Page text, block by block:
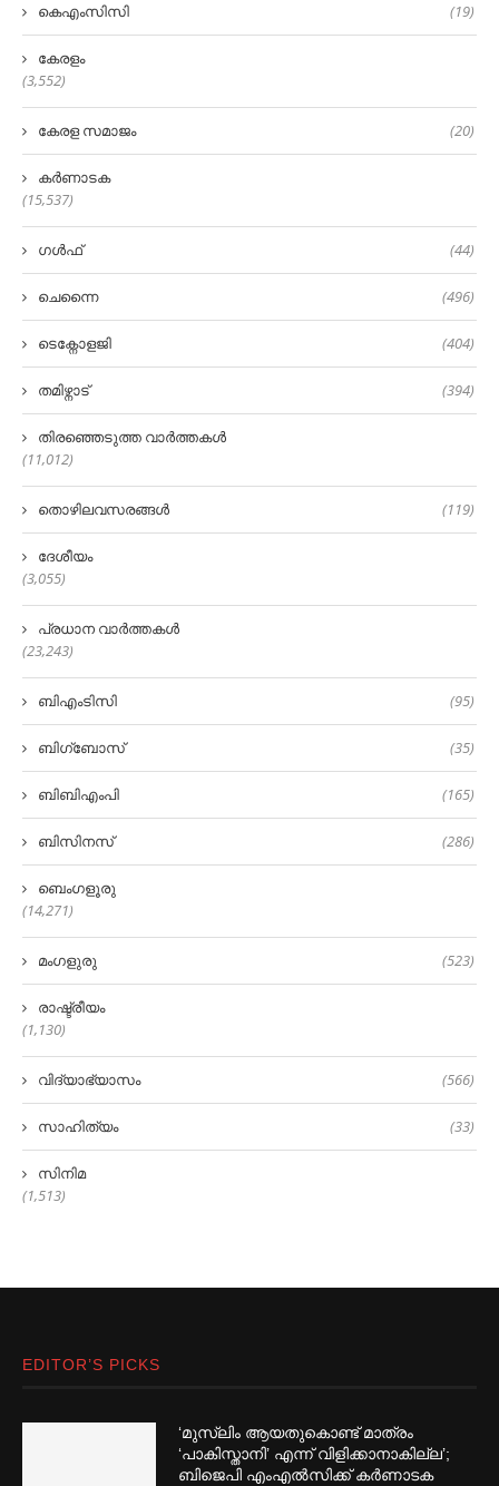
കെഎംസിസി (19)
കേരളം
(3,552)
കേരള സമാജം (20)
കർണാടക
(15,537)
ഗൾഫ് (44)
ചെന്നൈ (496)
ടെക്നോളജി (404)
തമിഴ്നാട് (394)
തിരഞ്ഞെടുത്ത വാർത്തകൾ
(11,012)
തൊഴിലവസരങ്ങൾ (119)
ദേശീയം
(3,055)
പ്രധാന വാർത്തകൾ
(23,243)
ബിഎംടിസി (95)
ബിഗ്‌ബോസ് (35)
ബിബിഎംപി (165)
ബിസിനസ് (286)
ബെംഗളൂരു
(14,271)
മംഗളുരു (523)
രാഷ്ട്രീയം
(1,130)
വിദ്യാഭ്യാസം (566)
സാഹിത്യം (33)
സിനിമ
(1,513)
EDITOR’S PICKS
‘മുസ്‌ലിം ആയതുകൊണ്ട് മാത്രം
‘പാകിസ്താനി’ എന്ന് വിളിക്കാനാകില്ല’;
ബിജെപി എംഎല്‍സിക്ക് കര്‍ണാടക